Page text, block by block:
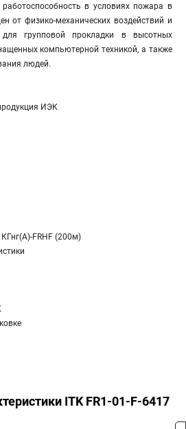
в условиях пожара в
от физико-механических воздействий и
для групповой прокладки в высотных
компьютерной техникой, а также
людей.
ИЭК
КГнг(А)-FRHF (200м)
ITK FR1-01-F-6417